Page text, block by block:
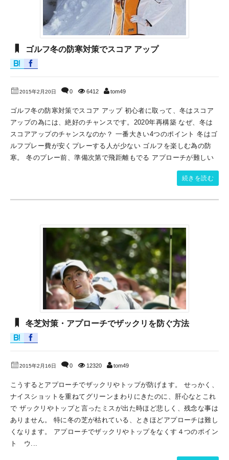
ゴルフ冬の防寒対策でスコア アップ
2015年2月20日 0 6412 tom49
ゴルフ冬の防寒対策でスコア アップ 初心者に取って、冬はスコア
アップの為には、絶好のチャンスです。2020年再構築 なぜ、冬は
スコアアップのチャンスなのか？ 一番大きい4つのポイント 冬はゴ
ルフプレー費が安くプレーする人が少ない ゴルフを楽しむ為の防
寒。 冬のプレー前、準備次第で飛距離もでる アプローチが難しい
続きを読む
冬芝対策・アプローチでザックリを防ぐ方法
2015年2月16日 0 12320 tom49
こうするとアプローチでザックリやトップが防げます。 せっかく、
ナイスショットを重ねてグリーンまわりにきたのに、肝心なとこれ
で ザックリやトップと言ったミスが出た時ほど悲しく、残念な事は
ありません。 特に冬の芝が枯れている、ときほどアプローチは難し
くなります。 アプローチでザックリやトップをなくす４つのポイン
ト ウ...